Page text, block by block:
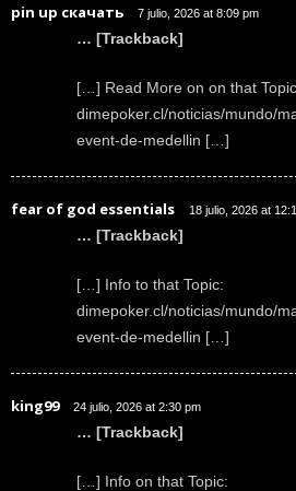
pin up скачать 7 julio, 2026 at 8:09 pm
… [Trackback]
[…] Read More on on that
dimepoker.cl/noticias/mundo/
event-de-medellin […]
fear of god essentials 18 julio, 2026 at
… [Trackback]
[…] Info to that Topic:
dimepoker.cl/noticias/mundo/
event-de-medellin […]
king99 24 julio, 2026 at 2:30 pm
… [Trackback]
[…] Info on that Topic: